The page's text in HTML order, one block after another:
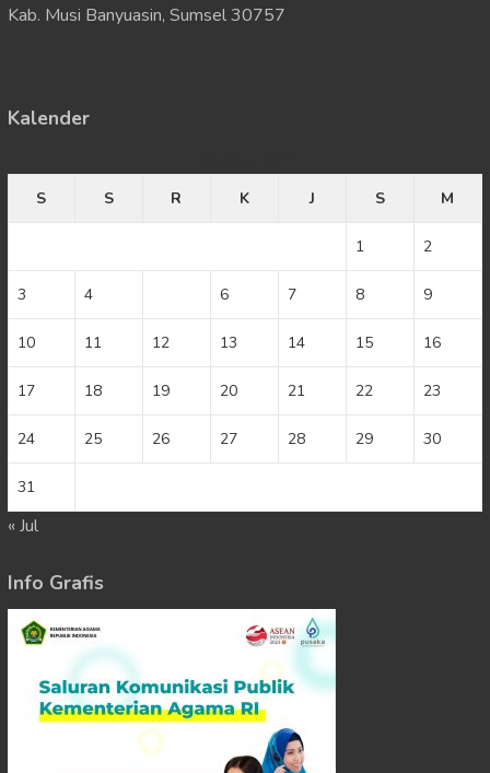
Kab. Musi Banyuasin, Sumsel 30757
Kalender
S
S R K J S M
1 2
3 4 6 7 8 9
10 11 12 13 14 15 16
17 18 19 20 21 22 23
24 25 26 27 28 29 30
31
« Jul
Info Grafis